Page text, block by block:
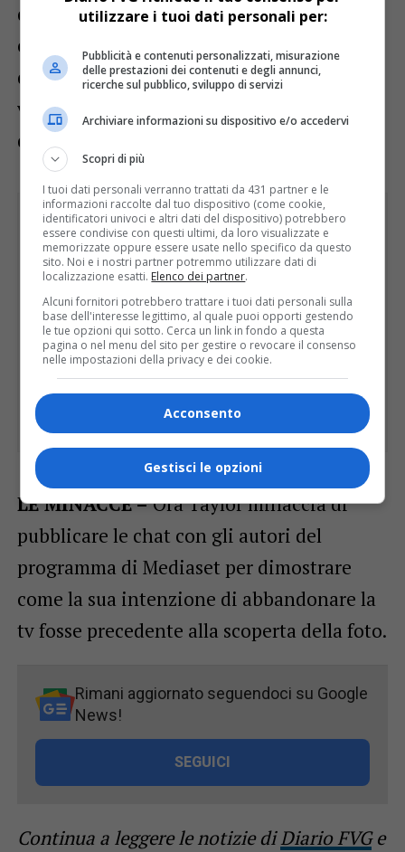
dell’esistenza della foto su Instagram (poi
cancellata dal profilo personale
dell’influencer), ma di essere lei a non
voler più intervenire in televisione per
dedicarsi ad altro.
LE MINACCE –Ora Taylor minaccia di
pubblicare le chat con gli autori del
programma di Mediaset per dimostrare
come la sua intenzione di abbandonare la
tv fosse precedente alla scoperta della foto.
Rimani aggiornato seguendoci su Google
News!
SEGUICI
Continua a leggere le notizie diDiario FVGe
utilizzare i tuoi dati personali per:
Pubblicità e contenuti personalizzati, misurazione
delle prestazioni dei contenuti e degli annunci,
ricerche sul pubblico, sviluppo di servizi
Archiviare informazioni su dispositivo e/o accedervi
Scopri di più
I tuoi dati personali verranno trattati da 431 partner e le
informazioni raccolte dal tuo dispositivo (come cookie,
identificatori univoci e altri dati del dispositivo) potrebbero
essere condivise con questi ultimi, da loro visualizzate e
memorizzate oppure essere usate nello specifico da questo
sito. Noi e i nostri partner potremmo utilizzare dati di
localizzazione esatti. Elenco dei partner.
Alcuni fornitori potrebbero trattare i tuoi dati personali sulla
base dell'interesse legittimo, al quale puoi opporti gestendo
le tue opzioni qui sotto. Cerca un link in fondo a questa
pagina o nel menu del sito per gestire o revocare il consenso
nelle impostazioni della privacy e dei cookie.
Acconsento
Gestisci le opzioni